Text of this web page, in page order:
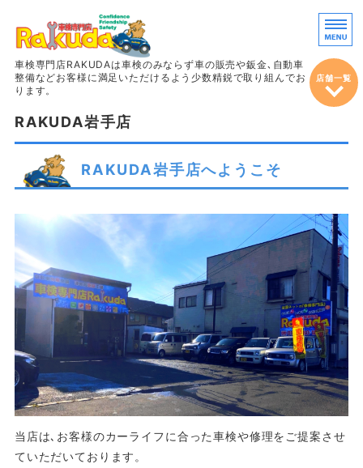
車両販売・
車検専門店RAKUDAは車検のみならず車の販売や鈑金､自動車
整備などお客様に満足いただけるよう少数精鋭で取り組んでお
ります。
ホーム
整備＆定期点検
鈑金・塗装
車両販売
RAKUDA岩手店
RAKUDA岩手店へようこそ
当店は､お客様のカーライフに合った車検や修理をご提案させ
ていただいております。
店舗一覧